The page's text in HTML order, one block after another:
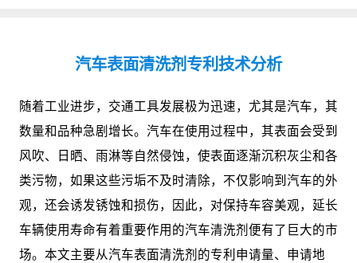
汽车表面清洗剂专利技术分析
随着工业进步，交通工具发展极为迅速，尤其是汽车，其
数量和品种急剧增长。汽车在使用过程中，其表面会受到
风吹、日晒、雨淋等自然侵蚀，使表面逐渐沉积灰尘和各
类污物，如果这些污垢不及时清除，不仅影响到汽车的外
观，还会诱发锈蚀和损伤，因此，对保持车容美观，延长
车辆使用寿命有着重要作用的汽车清洗剂便有了巨大的市
场。本文主要从汽车表面清洗剂的专利申请量、申请地